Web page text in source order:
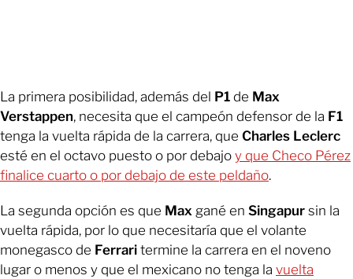
La primera posibilidad, además del P1 de Max
Verstappen, necesita que el campeón defensor de la F1
tenga la vuelta rápida de la carrera, que Charles Leclerc
esté en el octavo puesto o por debajo y que Checo Pérez
finalice cuarto o por debajo de este peldaño.
La segunda opción es que Max gané en Singapur sin la
vuelta rápida, por lo que necesitaría que el volante
monegasco de Ferrari termine la carrera en el noveno
lugar o menos y que el mexicano no tenga la vuelta